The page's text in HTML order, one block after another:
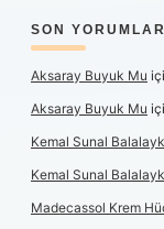
SON YORUMLAR
Aksaray Buyuk Mu
Aksaray Buyuk Mu
Kemal Sunal
Kemal Sunal
Madecassol Krem